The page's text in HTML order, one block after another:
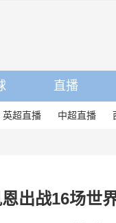
直播
英超直播 中超直播
出战16场世